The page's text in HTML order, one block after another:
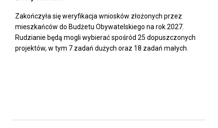
Zakończyła się weryfikacja wniosków złożonych przez
mieszkańców do Budżetu Obywatelskiego na rok 2027.
Rudzianie będą mogli wybierać spośród 25 dopuszczonych
projektów, w tym 7 zadań dużych oraz 18 zadań małych.